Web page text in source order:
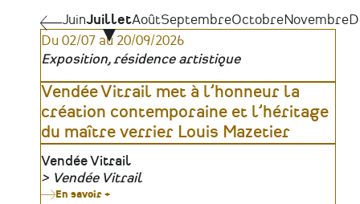
Pagination
JuinJuinJuilletAoûtSeptembreOctobreNovembre
Du 02/07 au 20/09/2026
Exposition, résidence artistique
Vendée Vitrail met à l’honneur la
création contemporaine et l’héritage
du maître verrier Louis Mazetier
Lieu
Vendée Vitrail
Organisateur
Vendée Vitrail
En savoir +